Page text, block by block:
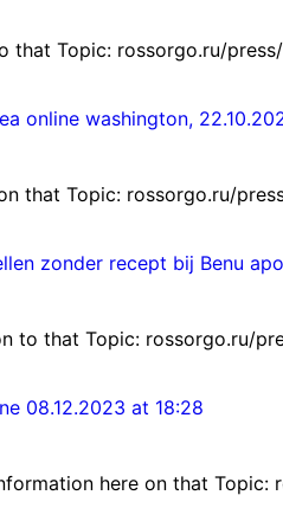
that Topic: rossorgo.ru/
online washington,
that Topic: rossorgo.ru/
zonder recept bij Benu
to that Topic: rossorgo.ru/
08.12.2023 at 18:28
here on that